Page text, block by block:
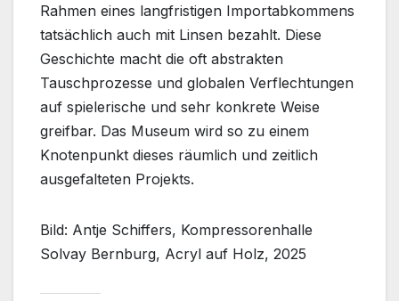
Rahmen eines langfristigen Importabkommens
tatsächlich auch mit Linsen bezahlt. Diese
Geschichte macht die oft abstrakten
Tauschprozesse und globalen Verflechtungen
auf spielerische und sehr konkrete Weise
greifbar. Das Museum wird so zu einem
Knotenpunkt dieses räumlich und zeitlich
ausgefalteten Projekts.
Bild: Antje Schiffers, Kompressorenhalle
Solvay Bernburg, Acryl auf Holz, 2025